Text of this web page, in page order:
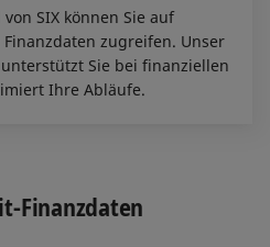
SIX können Sie auf
zugreifen. Unser
Sie bei finanziellen
Ihre Abläufe.
Finanzdaten